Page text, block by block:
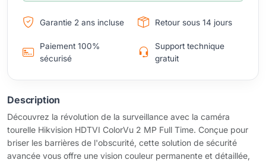
Garantie 2 ans incluse Retour sous 14 jours
Paiement 100%
sécurisé
Support technique
gratuit
Description
Découvrez la révolution de la surveillance avec la caméra
tourelle Hikvision HDTVI ColorVu 2 MP Full Time. Conçue pour
briser les barrières de l'obscurité, cette solution de sécurité
avancée vous offre une vision couleur permanente et détaillée,